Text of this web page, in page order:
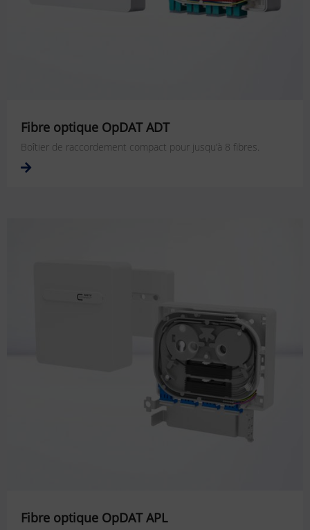
Fibre optique OpDAT ADT
Boîtier de raccordement compact pour jusqu’à 8 fibres.
Fibre optique OpDAT APL